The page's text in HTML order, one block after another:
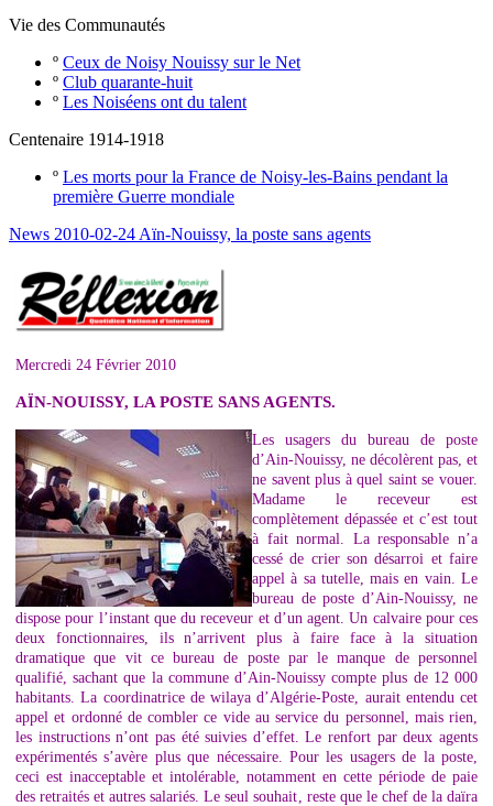
Vie des Communautés
º Ceux de Noisy Nouissy sur le Net
º Club quarante-huit
º Les Noiséens ont du talent
Centenaire 1914-1918
º Les morts pour la France de Noisy-les-Bains pendant la
première Guerre mondiale
News 2010-02-24 Aïn-Nouissy, la poste sans agents
Mercredi 24 Février 2010
AÏN-NOUISSY, LA POSTE SANS AGENTS.
Les usagers du bureau de poste
d’Ain-Nouissy, ne décolèrent pas, et
ne savent plus à quel saint se vouer.
Madame le receveur est
complètement dépassée et c’est tout
à fait normal. La responsable n’a
cessé de crier son désarroi et faire
appel à sa tutelle, mais en vain. Le
bureau de poste d’Ain-Nouissy, ne
dispose pour l’instant que du receveur et d’un agent. Un calvaire pour ces
deux fonctionnaires, ils n’arrivent plus à faire face à la situation
dramatique que vit ce bureau de poste par le manque de personnel
qualifié, sachant que la commune d’Ain-Nouissy compte plus de 12 000
habitants. La coordinatrice de wilaya d’Algérie-Poste, aurait entendu cet
appel et ordonné de combler ce vide au service du personnel, mais rien,
les instructions n’ont pas été suivies d’effet. Le renfort par deux agents
expérimentés s’avère plus que nécessaire. Pour les usagers de la poste,
ceci est inacceptable et intolérable, notamment en cette période de paie
des retraités et autres salariés. Le seul souhait, reste que le chef de la daïra